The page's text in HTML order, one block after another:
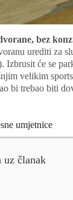
bez
urediti za
Izbrusit će se
velikim
bi trebao biti
umjetnice
uz članak